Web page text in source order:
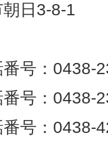
日3-8-1
号：0438-
号：0438-
号：0438-